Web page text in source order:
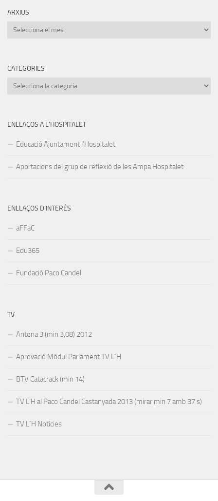
ARXIUS
Arxius
CATEGORIES
Categories
ENLLAÇOS A L’HOSPITALET
Educació Ajuntament l’Hospitalet
Aportacions del grup de reflexió de les Ampa Hospitalet
ENLLAÇOS D’INTERÉS
aFFaC
Edu365
Fundació Paco Candel
TV
Antena 3 (min 3,08) 2012
Aprovació Módul Parlament TV L´H
BTV Catacrack (min 14)
TV L’H al Paco Candel Castanyada 2013 (mirar min 7 amb 37 s)
TV L´H Noticies